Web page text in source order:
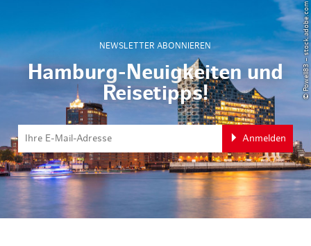
NEWSLETTER ABONNIEREN
Hamburg-Neuigkeiten und
Reisetipps!
Anmelden
© Powell83 – stock.adobe.com